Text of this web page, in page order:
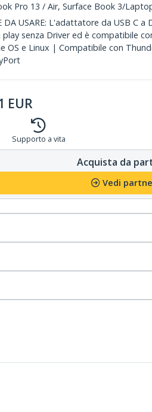
Pro 13 / Air, Surface Book 3/
DA USARE: L'adattatore da USB C
senza Driver ed è compatibile
OS e Linux | Compatibile con
EUR
Supporto a vita
Acquista da
Vedi